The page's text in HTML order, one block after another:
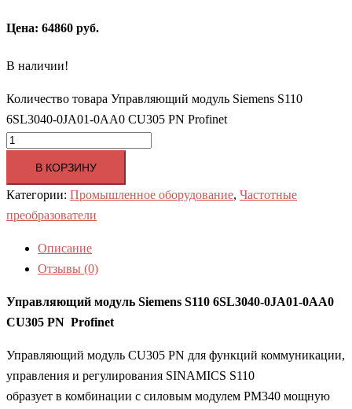
Цена: 64860 руб.
В наличии!
Количество товара Управляющий модуль Siemens S110
6SL3040-0JA01-0AA0 CU305 PN Profinet
В КОРЗИНУ
Категории: Промышленное оборудование, Частотные
преобразователи
Описание
Отзывы (0)
Управляющий модуль Siemens S110 6SL3040-0JA01-0AA0
CU305 PN Profinet
Управляющий модуль CU305 PN для функций коммуникации,
управления и регулирования SINAMICS S110
образует в комбинации с силовым модулем PM340 мощную